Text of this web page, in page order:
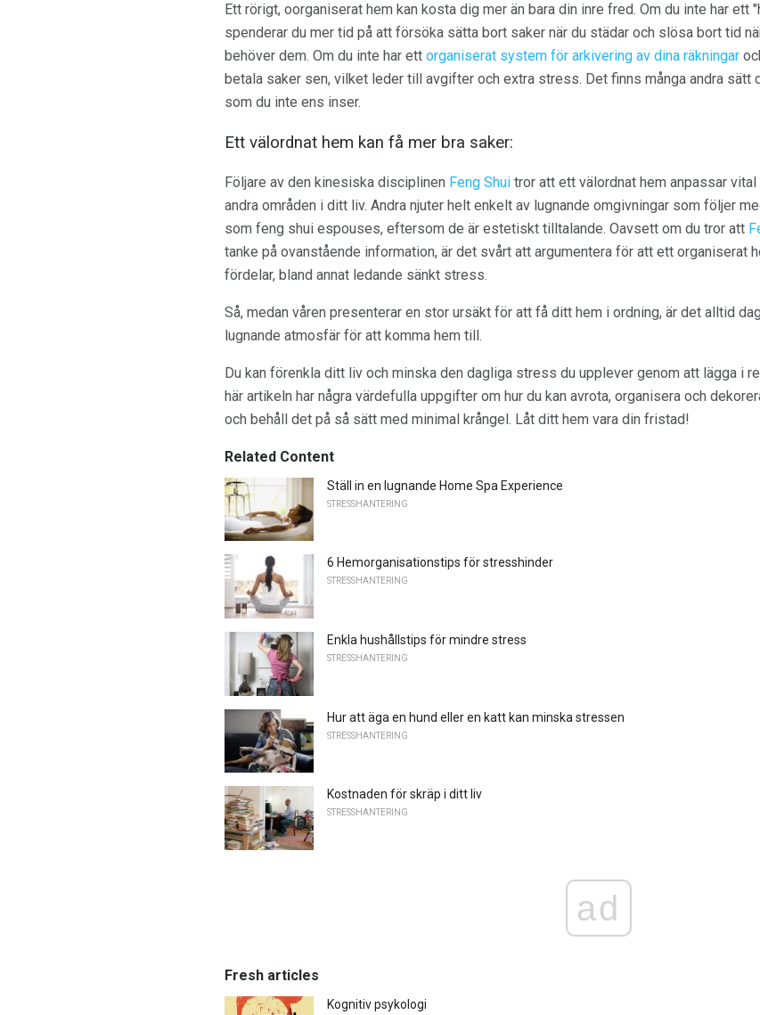
Ett rörigt, oorganiserat hem kan kosta dig mer än bara din inre fred. Om du inte har ett
spenderar du mer tid på att försöka sätta bort saker när du städar och slösa bort tid
behöver dem. Om du inte har ett organiserat system för arkivering av dina räkningar
betala saker sen, vilket leder till avgifter och extra stress. Det finns många andra sätt
som du inte ens inser.
Ett välordnat hem kan få mer bra saker:
Följare av den kinesiska disciplinen Feng Shui tror att ett välordnat hem anpassar
andra områden i ditt liv. Andra njuter helt enkelt av lugnande omgivningar som följer
som feng shui espouses, eftersom de är estetiskt tilltalande. Oavsett om du tror att
tanke på ovanstående information, är det svårt att argumentera för att ett organiserat
fördelar, bland annat ledande sänkt stress.
Så, medan våren presenterar en stor ursäkt för att få ditt hem i ordning, är det alltid
lugnande atmosfär för att komma hem till.
Du kan förenkla ditt liv och minska den dagliga stress du upplever genom att lägga i
här artikeln har några värdefulla uppgifter om hur du kan avrota, organisera och
och behåll det på så sätt med minimal krångel. Låt ditt hem vara din fristad!
Related Content
Ställ in en lugnande Home Spa Experience
STRESSHANTERING
6 Hemorganisationstips för stresshinder
STRESSHANTERING
Enkla hushållstips för mindre stress
STRESSHANTERING
Hur att äga en hund eller en katt kan minska stressen
STRESSHANTERING
Kostnaden för skräp i ditt liv
STRESSHANTERING
ad
Fresh articles
Kognitiv psykologi